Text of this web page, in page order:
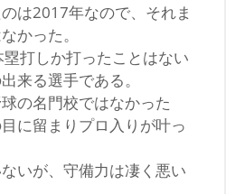
は2017年なので、それま
かった。
打しか打ったことはない
来る選手である。
の名門校ではなかった
に留まりプロ入りが叶っ
いが、守備力は凄く悪い